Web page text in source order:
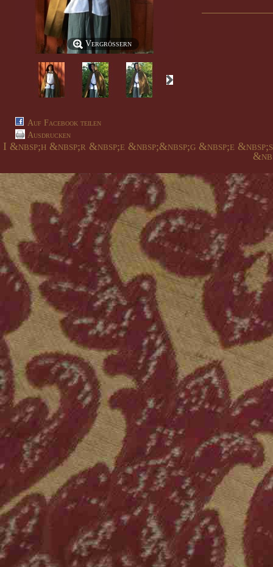
Vergrößern
Auf Facebook teilen
Ausdrucken
I &nbsp;h &nbsp;r &nbsp;e &nbsp;&nbsp;g &nbsp;e